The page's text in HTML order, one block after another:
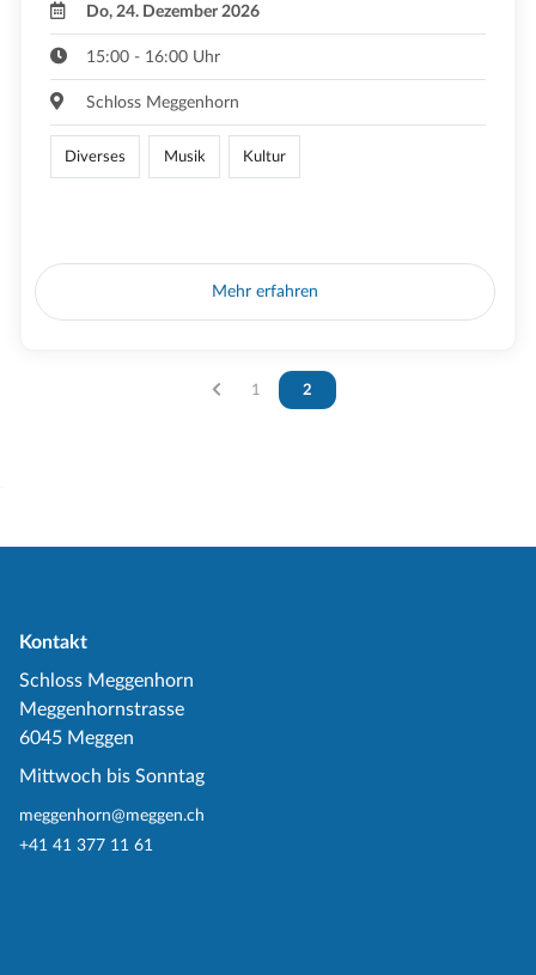
Do, 24. Dezember 2026
15:00 - 16:00 Uhr
Schloss Meggenhorn
Diverses Musik Kultur
Mehr erfahren
Vous êtes sur la page
1 Vous êtes sur la page
2
Kontakt
Schloss Meggenhorn
Meggenhornstrasse
6045 Meggen
Mittwoch bis Sonntag
meggenhorn@meggen.ch
+41 41 377 11 61